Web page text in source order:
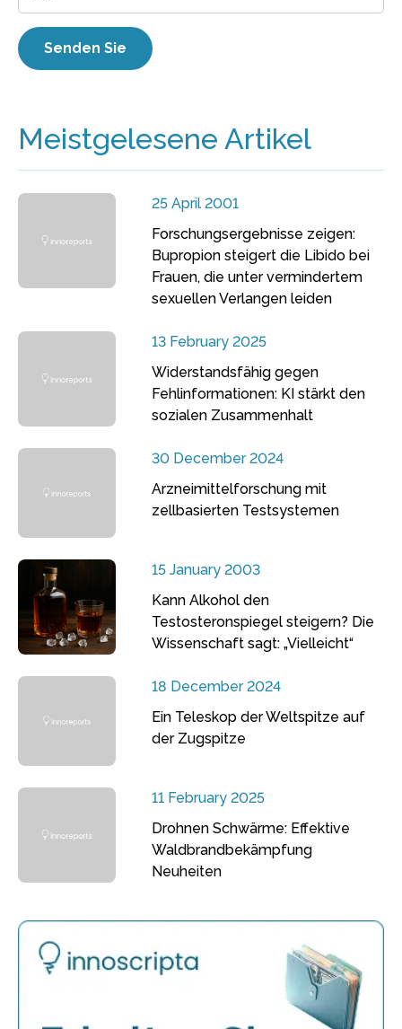
Meistgelesene Artikel
25 April 2001
Forschungsergebnisse zeigen:
Bupropion steigert die Libido bei
Frauen, die unter vermindertem
sexuellen Verlangen leiden
13 February 2025
Widerstandsfähig gegen
Fehlinformationen: KI stärkt den
sozialen Zusammenhalt
30 December 2024
Arzneimittelforschung mit
zellbasierten Testsystemen
15 January 2003
Kann Alkohol den
Testosteronspiegel steigern? Die
Wissenschaft sagt: „Vielleicht“
18 December 2024
Ein Teleskop der Weltspitze auf
der Zugspitze
11 February 2025
Drohnen Schwärme: Effektive
Waldbrandbekämpfung
Neuheiten